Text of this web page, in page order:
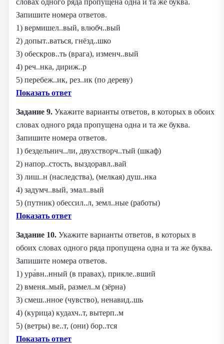
Запишите номера ответов.
1) вермишел..вый, влюбч..вый
2) допыт..ваться, гнёзд..шко
3) обескров..ть (врага), изменч..вый
4) реч..нка, дириж..р
5) перебеж..ик, рез..ик (по дереву)
Показать ответ
Задание 9. Укажите варианты ответов, в которых в обоих
словах одного ряда пропущена одна и та же буква.
Запишите номера ответов.
1) бездельнич..ли, двухстворч..тый (шкаф)
2) напор..стость, выздоравл..вай
3) лиш..н (наследства), (мелкая) душ..нка
4) задумч..вый, эмал..вый
5) (путник) обессил..л, земл..ные (работы)
Показать ответ
Задание 10. Укажите варианты ответов, в которых в
обоих словах одного ряда пропущена одна и та же буква.
Запишите номера ответов.
1) ура́вн..нный (в правах), прикле..вший
2) вменя..мый, размел..м (зёрна)
3) смеш..нное (чувство), ненавид..шь
4) (курица) кудахч..т, вытерп..м
5) (ветры) ве..т, (они) бор..тся
Показать ответ